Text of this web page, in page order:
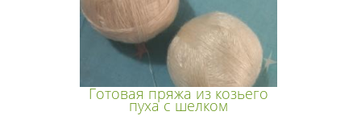
Готовая пряжа из козьего
пуха с шелком